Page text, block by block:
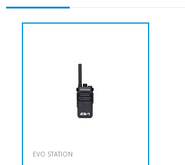
EVO STATION